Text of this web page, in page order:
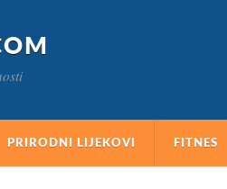
PRIRODNI LIJEKOVI FITNES